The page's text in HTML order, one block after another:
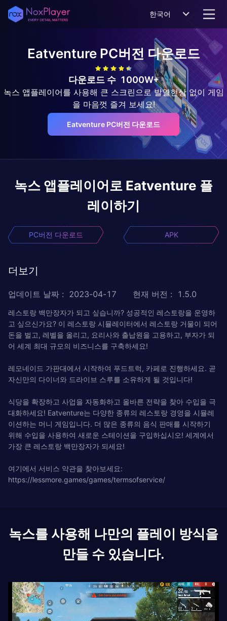
한국어
EatventurePC버전 다운로드
다운로드 수 1000W+
녹스 앱플레이어를 사용해 큰 스크린으로 발열현상 없이 게임
을 마음껏 즐겨 보세요!
Eatventure PC버전 다운로드
녹스 앱플레이어로 Eatventure 플
레이하기
PC버전 다운로드 APK
더보기
업데이트 날짜 : 2023-04-17 현재 버전 : 1.5.0
레스토랑 백만장자가 되고 싶습니까? 성공적인 레스토랑을 운영하
고 싶으신가요? 이 레스토랑 시뮬레이터에서 레스토랑 거물이 되어
돈을 벌고, 레벨을 올리고, 요리사와 출납원을 고용하고, 부자가 되
어 세계 최대 규모의 비즈니스를 구축하세요!
레모네이드 가판대에서 시작하여 푸드트럭, 카페로 진행하세요. 곧
자신만의 다이너와 드라이브 스루를 소유하게 될 것입니다!
식당을 확장하고 사업을 자동화하고 올바른 전략을 찾아 수입을 극
대화하세요! Eatventure는 다양한 종류의 레스토랑 경영을 시뮬레
이션하는 머니 게임입니다. 더 많은 종류의 음식 판매를 시작하기
위해 수입을 사용하여 새로운 스테이션을 구입하십시오! 세계에서
가장 큰 레스토랑 백만장자가 되세요!
여기에서 서비스 약관을 찾아보세요:
https://lessmore.games/games/termsofservice/
녹스를 사용해 나만의 플레이 방식을
만들 수 있습니다.